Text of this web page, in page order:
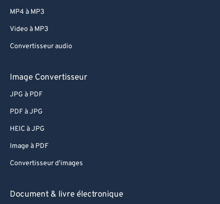
MP4 à MP3
Video à MP3
Convertisseur audio
Image Convertisseur
JPG à PDF
PDF à JPG
HEIC à JPG
Image à PDF
Convertisseur d'images
Document & livre électronique